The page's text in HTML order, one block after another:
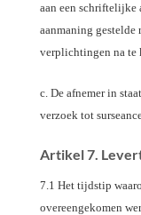
aan een schriftelijke
aanmaning
verplichtingen na te
c. De afnemer in
verzoek tot
Artikel 7.
7.1 Het tijdstip
overeengekomen